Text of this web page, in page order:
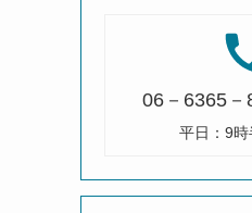
06－6365－
平日：9